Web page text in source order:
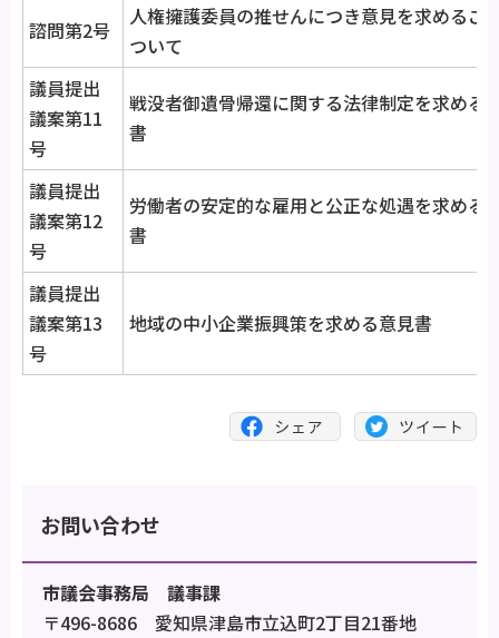
諮問第2号
人権擁護委員の推せんにつき意見を求めるこ
ついて
議員提出
議案第11
号
戦没者御遺骨帰還に関する法律制定を求める
書
議員提出
議案第12
号
労働者の安定的な雇用と公正な処遇を求める
書
議員提出
議案第13
号
地域の中小企業振興策を求める意見書
お問い合わせ
市議会事務局 議事課
〒496-8686 愛知県津島市立込町2丁目21番地